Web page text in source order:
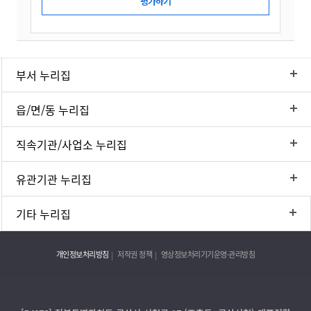
부서 누리집
읍/면/동 누리집
직속기관/사업소 누리집
유관기관 누리집
기타 누리집
개인정보처리방침 저작권 정책 영상정보처리기기운영·관리방침